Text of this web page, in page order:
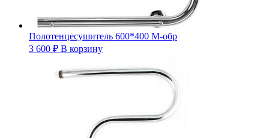
Полотенцесушитель 600*400 М-обр
3 600 ₽ В корзину